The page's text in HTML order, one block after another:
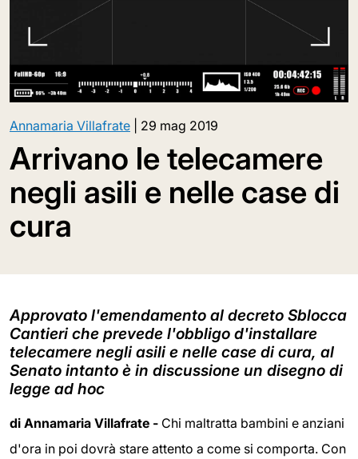
Annamaria Villafrate 29 mag 2019
Arrivano le telecamere
negli asili e nelle case di
cura
Approvato l'emendamento al decreto Sblocca
Cantieri che prevede l'obbligo d'installare
telecamere negli asili e nelle case di cura, al
Senato intanto è in discussione un disegno di
legge ad hoc
di Annamaria Villafrate - Chi maltratta bambini e anziani
d'ora in poi dovrà stare attento a come si comporta. Con